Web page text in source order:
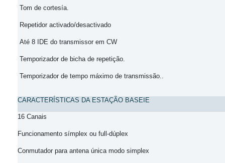
Tom de cortesía.
Repetidor activado/desactivado
Até 8 IDE do transmissor em CW
Temporizador de bicha de repetição.
Temporizador de tempo máximo de transmissão..
CARACTERÍSTICAS DA ESTAÇÃO BASEIE
16 Canais
Funcionamento símplex ou full-dúplex
Conmutador para antena única modo simplex